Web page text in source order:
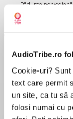
AudioTribe.ro
Cookie-uri?
text care permit
un site, ca tu să
folosi numai cu
Pădurea norvegiană
Elita de Argint (Elita
de...
Dani Francis